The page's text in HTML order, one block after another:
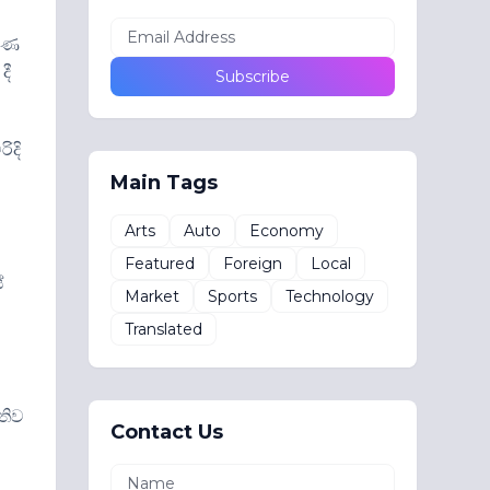
Main Tags
Arts Auto
Economy
Featured
Foreign
Local
Market
Sports
Technology
Translated
Contact Us